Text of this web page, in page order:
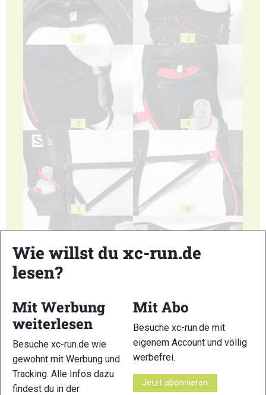
1 2
3 4
5 6
10
Wie willst du xc-run.de
lesen?
Mit Werbung
weiterlesen
Besuche xc-run.de wie
gewohnt mit Werbung und
Tracking. Alle Infos dazu
findest du in der
Mit Abo
Besuche xc-run.de mit
eigenem Account und völlig
werbefrei.
Jetzt abonnieren